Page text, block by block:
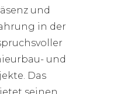
und
in der
und
Das